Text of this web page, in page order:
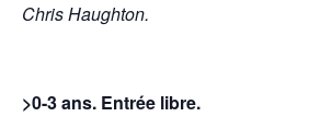
Chris Haughton.
>0-3 ans. Entrée libre.